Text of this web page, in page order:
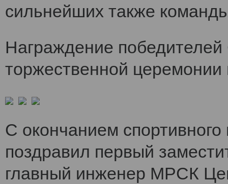
сильнейших также
Награждение
торжественной
С окончанием
поздравил первый
главный инженер МРСК